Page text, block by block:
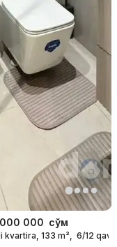
000 сўм
kvartira, 133 m², 6/12